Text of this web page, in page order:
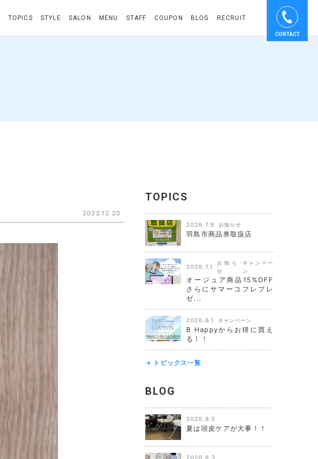
TOPICS STYLE SALON MENU STAFF COUPON BLOG RECRUIT
CONTACT
2022.12.20
TOPICS
2026.7.9 お知らせ
羽島市商品券取扱店
2026.7.1
お知ら
せ
キャンペー
ン
オージュア商品15%OFF
さらにサマーコフレプレ
ゼ...
2026.6.1 キャンペーン
B Happyからお得に買え
る！！
→ トピックス一覧
BLOG
2026.8.5
夏は頭皮ケアが大事！！
2026.8.3